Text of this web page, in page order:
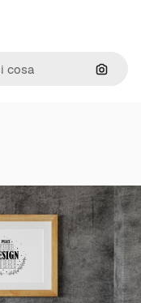
Cerca